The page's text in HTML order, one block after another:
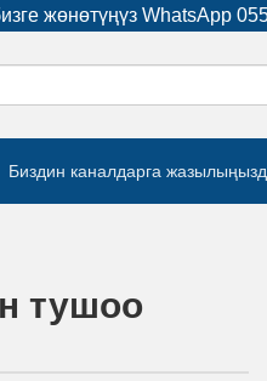
жөнөтүңүз WhatsApp
Биздин каналдарга
тушоо